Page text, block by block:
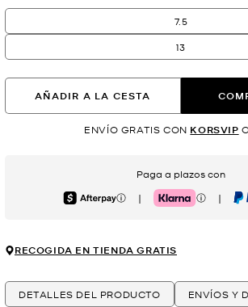
7.5
13
AÑADIR A LA CESTA
ENVÍO GRATIS CON KORSVIP
Paga a plazos con
Afterpay | Klarna |
RECOGIDA EN TIENDA GRATIS
DETALLES DEL PRODUCTO ENVÍOS Y